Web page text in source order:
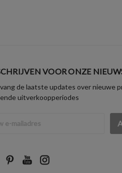
VOOR ONZE
de laatste updates over nieuwe
uitverkoopperiodes